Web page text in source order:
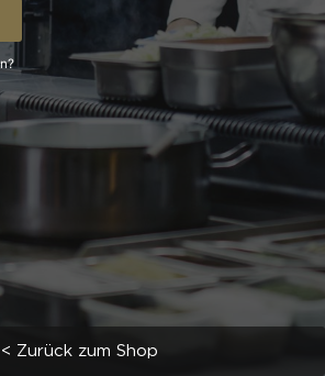
< Zurück zum Shop